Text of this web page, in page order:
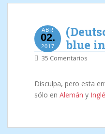
ABR
02.
2017
blue
35 Comentarios
Disculpa, pero esta
sólo en Alemán y